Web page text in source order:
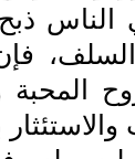
الناس
فإن